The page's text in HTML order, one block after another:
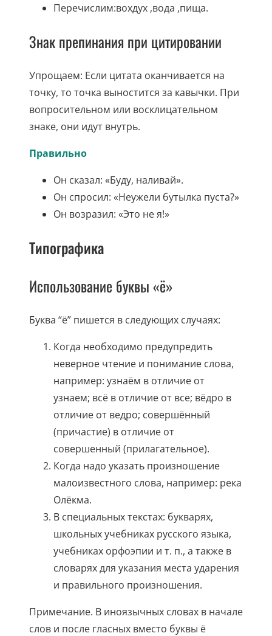
Перечислим:вохдух ,вода ,пища.
Знак препинания при цитировании
Упрощаем: Если цитата оканчивается на
точку, то точка выностится за кавычки. При
вопросительном или восклицательном
знаке, они идут внутрь.
Правильно
Он сказал: «Буду, наливай».
Он спросил: «Неужели бутылка пуста?»
Он возразил: «Это не я!»
Типографика
Использование буквы «ё»
Буква “ё” пишется в следующих случаях:
Когда необходимо предупредить
неверное чтение и понимание слова,
например: узнаём в отличие от
узнаем; всё в отличие от все; вёдро в
отличие от ведро; совершённый
(причастие) в отличие от
совершенный (прилагательное).
Когда надо указать произношение
малоизвестного слова, например: река
Олёкма.
В cпециальных текстах: букварях,
школьных учебниках русского языкa,
учебниках орфоэпии и т. п., а также в
словарях для указания места ударения
и правильного произношения.
Примечание. В иноязычных словах в начале
слов и после гласных вместо буквы ё